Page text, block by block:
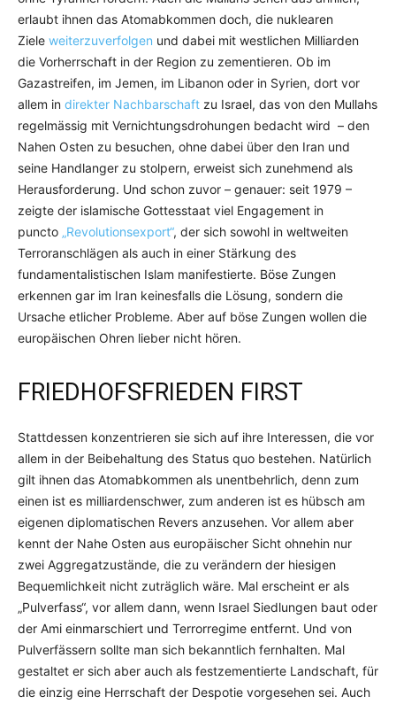
erlaubt ihnen das Atomabkommen doch, die nuklearen
Ziele weiterzuverfolgen und dabei mit westlichen Milliarden
die Vorherrschaft in der Region zu zementieren. Ob im
Gazastreifen, im Jemen, im Libanon oder in Syrien, dort vor
allem in direkter Nachbarschaft zu Israel, das von den Mullahs
regelmässig mit Vernichtungsdrohungen bedacht wird – den
Nahen Osten zu besuchen, ohne dabei über den Iran und
seine Handlanger zu stolpern, erweist sich zunehmend als
Herausforderung. Und schon zuvor – genauer: seit 1979 –
zeigte der islamische Gottesstaat viel Engagement in
puncto „Revolutionsexport“, der sich sowohl in weltweiten
Terroranschlägen als auch in einer Stärkung des
fundamentalistischen Islam manifestierte. Böse Zungen
erkennen gar im Iran keinesfalls die Lösung, sondern die
Ursache etlicher Probleme. Aber auf böse Zungen wollen die
europäischen Ohren lieber nicht hören.
FRIEDHOFSFRIEDEN FIRST
Stattdessen konzentrieren sie sich auf ihre Interessen, die vor
allem in der Beibehaltung des Status quo bestehen. Natürlich
gilt ihnen das Atomabkommen als unentbehrlich, denn zum
einen ist es milliardenschwer, zum anderen ist es hübsch am
eigenen diplomatischen Revers anzusehen. Vor allem aber
kennt der Nahe Osten aus europäischer Sicht ohnehin nur
zwei Aggregatzustände, die zu verändern der hiesigen
Bequemlichkeit nicht zuträglich wäre. Mal erscheint er als
„Pulverfass“, vor allem dann, wenn Israel Siedlungen baut oder
der Ami einmarschiert und Terrorregime entfernt. Und von
Pulverfässern sollte man sich bekanntlich fernhalten. Mal
gestaltet er sich aber auch als festzementierte Landschaft, für
die einzig eine Herrschaft der Despotie vorgesehen sei. Auch